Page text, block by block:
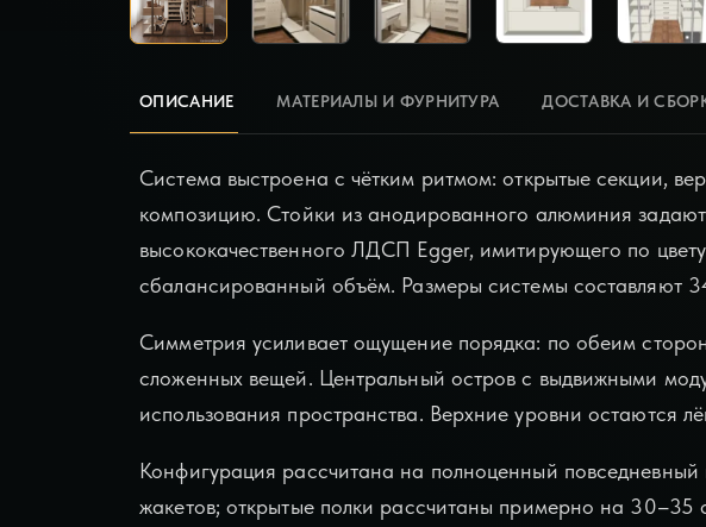
ОПИСАНИЕ МАТЕРИАЛЫ И ФУРНИТУРА ДОСТАВКА И
Система выстроена с чётким ритмом: открытые секции,
композицию. Стойки из анодированного алюминия
высококачественного ЛДСП Egger, имитирующего по
сбалансированный объём. Размеры системы составляют
Симметрия усиливает ощущение порядка: по обеим
сложенных вещей. Центральный остров с выдвижными
использования пространства. Верхние уровни остаются
Конфигурация рассчитана на полноценный
жакетов; открытые полки рассчитаны примерно на 30–35